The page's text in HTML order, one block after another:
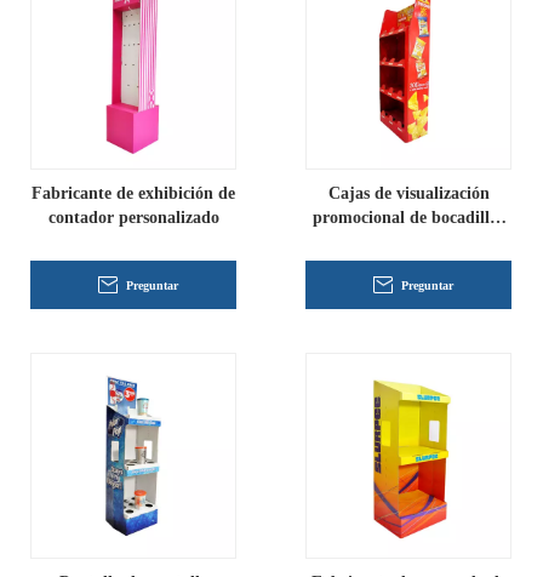
Fabricante de exhibición de
contador personalizado
Preguntar
Cajas de visualización
promocional de bocadillos
Preguntar